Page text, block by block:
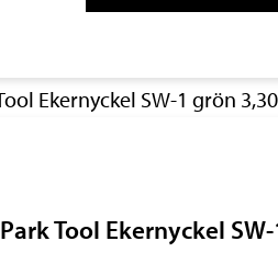
Park Tool Ekernyckel